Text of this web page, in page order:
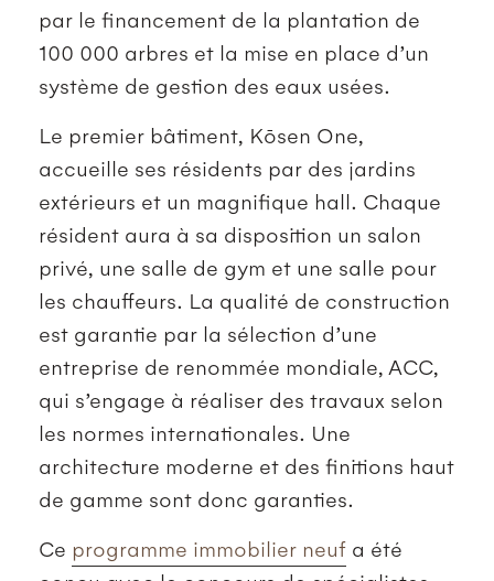
par le financement de la plantation de
100 000 arbres et la mise en place d’un
système de gestion des eaux usées.
Le premier bâtiment, Kōsen One,
accueille ses résidents par des jardins
extérieurs et un magnifique hall. Chaque
résident aura à sa disposition un salon
privé, une salle de gym et une salle pour
les chauffeurs. La qualité de construction
est garantie par la sélection d’une
entreprise de renommée mondiale, ACC,
qui s’engage à réaliser des travaux selon
les normes internationales. Une
architecture moderne et des finitions haut
de gamme sont donc garanties.
Ce programme immobilier neuf a été